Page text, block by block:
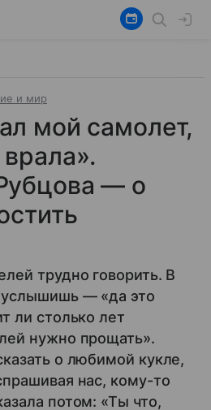
и мир
мой самолет,
— о
трудно говорить. В
услышишь — «да это
ли столько лет
нужно прощать».
о любимой кукле,
нас, кому-то
потом: «Ты что,